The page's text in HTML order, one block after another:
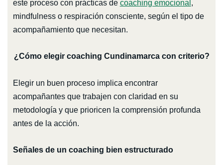
este proceso con prácticas de coaching emocional ,
mindfulness o respiración consciente, según el tipo de
acompañamiento que necesitan.
¿Cómo elegir coaching Cundinamarca con criterio?
Elegir un buen proceso implica encontrar
acompañantes que trabajen con claridad en su
metodología y que prioricen la comprensión profunda
antes de la acción.
Señales de un coaching bien estructurado